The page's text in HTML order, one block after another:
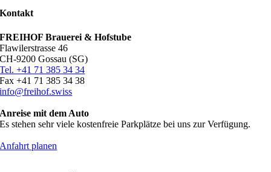
Kontakt
FREIHOF Brauerei & Hofstube
Flawilerstrasse 46
CH-9200 Gossau (SG)
Tel. +41 71 385 34 34
Fax +41 71 385 34 38
info@freihof.swiss
Anreise mit dem Auto
Es stehen sehr viele kostenfreie Parkplätze bei uns zur Verfügung.
Anfahrt planen